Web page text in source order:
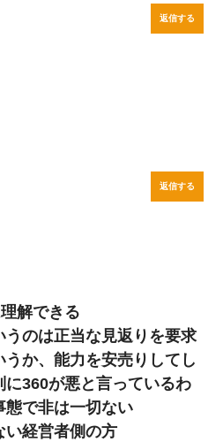
返信する
返信する
解できる
のは正当な見返りを要求
うか、能力を安売りしてし
に360が悪と言っているわ
態で非は一切ない
い経営者側の方